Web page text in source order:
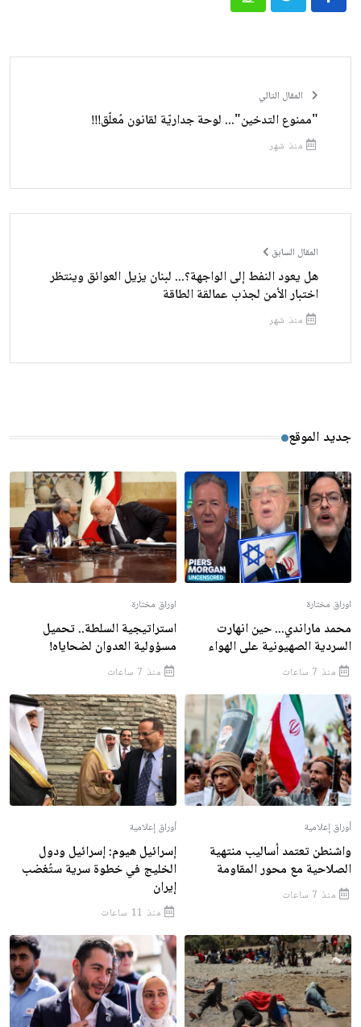
المقال التالي
"ممنوع التدخين"... لوحة جداريّة لقانون مُعلّق!!!
منذ شهر
المقال السابق
هل يعود النفط إلى الواجهة؟... لبنان يزيل العوائق وينتظر
اختبار الأمن لجذب عمالقة الطاقة
منذ شهر
جديد الموقع
اوراق مختارة
محمد ماراندي... حين انهارت
السردية الصهيونية على الهواء
منذ 7 ساعات
اوراق مختارة
استراتيجية السلطة.. تحميل
مسؤولية العدوان لضحاياه!
منذ 7 ساعات
أوراق إعلامية
واشنطن تعتمد أساليب منتهية
الصلاحية مع محور المقاومة
منذ 7 ساعات
أوراق إعلامية
إسرائيل هيوم: إسرائيل ودول
الخليج في خطوة سرية ستُغضب
إيران
منذ 11 ساعات